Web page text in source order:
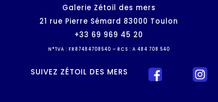
Galerie Zétoil des mers
21 rue Pierre Sémard 83000 Toulon
+33 69 969 45 20
N°TVA : FR87484708540 – RCS : A 484 708 540
SUIVEZ ZÉTOIL DES MERS